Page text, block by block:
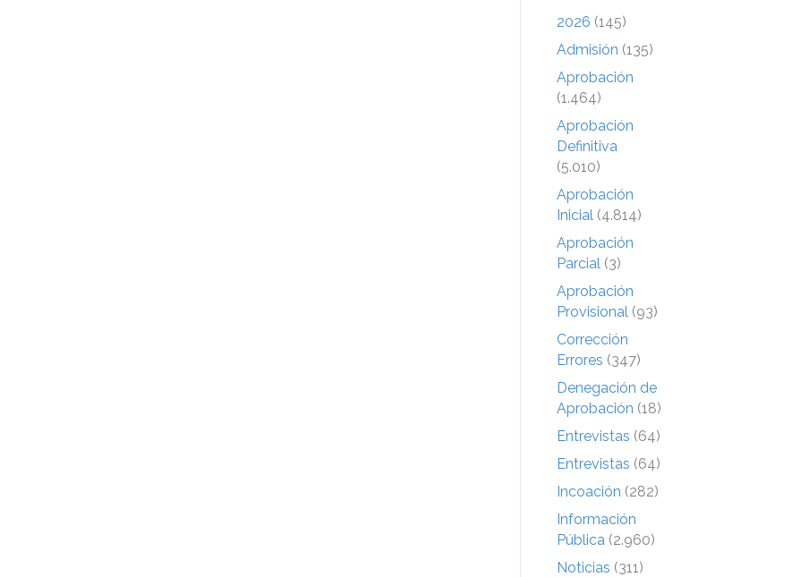
2026 (145)
Admisión (135)
Aprobación
(1.464)
Aprobación
Definitiva
(5.010)
Aprobación
Inicial (4.814)
Aprobación
Parcial (3)
Aprobación
Provisional (93)
Corrección
Errores (347)
Denegación de
Aprobación (18)
Entrevistas (64)
Entrevistas (64)
Incoación (282)
Información
Pública (2.960)
Noticias (311)